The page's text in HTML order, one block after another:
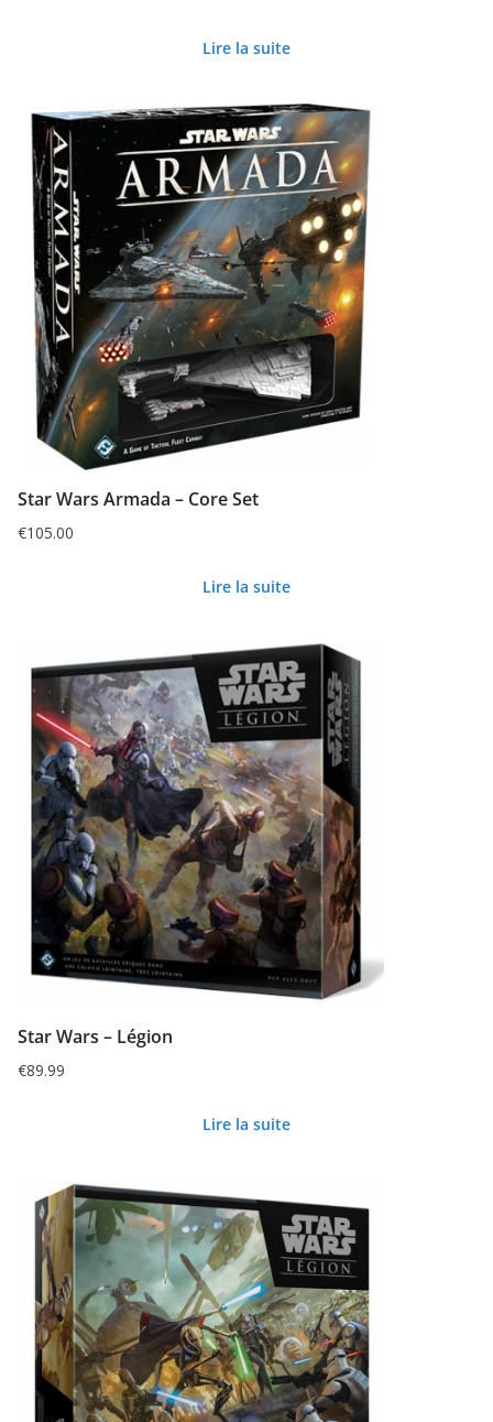
Lire la suite
Star Wars Armada – Core Set
€105.00
Lire la suite
Star Wars – Légion
€89.99
Lire la suite